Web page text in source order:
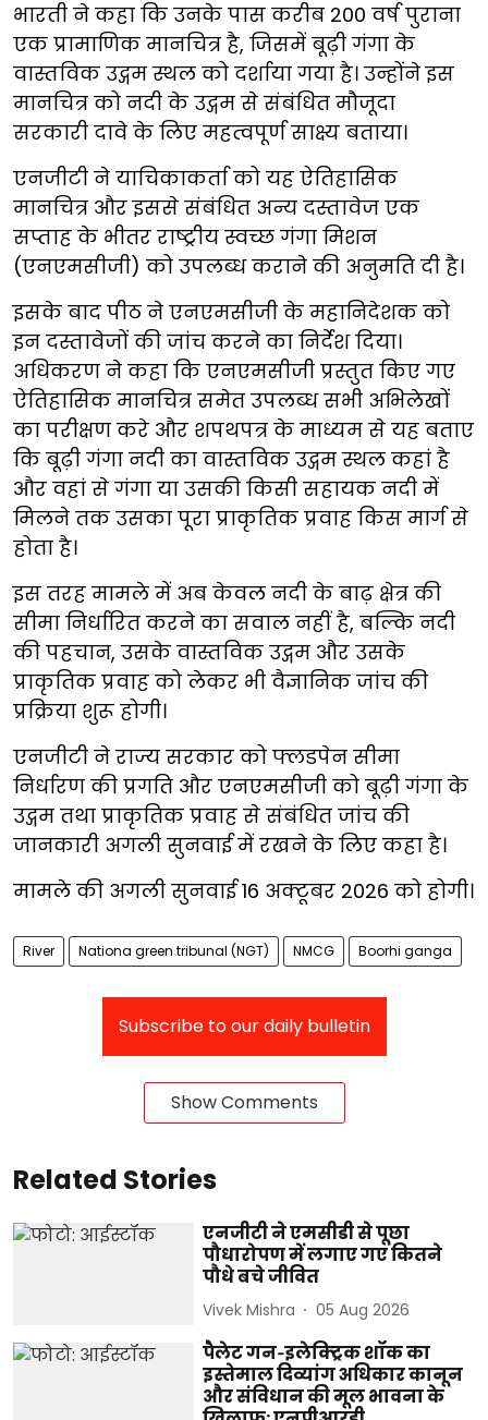
भारती ने कहा कि उनके पास करीब 200 वर्ष पुराना
एक प्रामाणिक मानचित्र है, जिसमें बूढ़ी गंगा के
वास्तविक उद्गम स्थल को दर्शाया गया है। उन्होंने इस
मानचित्र को नदी के उद्गम से संबंधित मौजूदा
सरकारी दावे के लिए महत्वपूर्ण साक्ष्य बताया।
एनजीटी ने याचिकाकर्ता को यह ऐतिहासिक
मानचित्र और इससे संबंधित अन्य दस्तावेज एक
सप्ताह के भीतर राष्ट्रीय स्वच्छ गंगा मिशन
(एनएमसीजी) को उपलब्ध कराने की अनुमति दी है।
इसके बाद पीठ ने एनएमसीजी के महानिदेशक को
इन दस्तावेजों की जांच करने का निर्देश दिया।
अधिकरण ने कहा कि एनएमसीजी प्रस्तुत किए गए
ऐतिहासिक मानचित्र समेत उपलब्ध सभी अभिलेखों
का परीक्षण करे और शपथपत्र के माध्यम से यह बताए
कि बूढ़ी गंगा नदी का वास्तविक उद्गम स्थल कहां है
और वहां से गंगा या उसकी किसी सहायक नदी में
मिलने तक उसका पूरा प्राकृतिक प्रवाह किस मार्ग से
होता है।
इस तरह मामले में अब केवल नदी के बाढ़ क्षेत्र की
सीमा निर्धारित करने का सवाल नहीं है, बल्कि नदी
की पहचान, उसके वास्तविक उद्गम और उसके
प्राकृतिक प्रवाह को लेकर भी वैज्ञानिक जांच की
प्रक्रिया शुरू होगी।
एनजीटी ने राज्य सरकार को फ्लडपेन सीमा
निर्धारण की प्रगति और एनएमसीजी को बूढ़ी गंगा के
उद्गम तथा प्राकृतिक प्रवाह से संबंधित जांच की
जानकारी अगली सुनवाई में रखने के लिए कहा है।
मामले की अगली सुनवाई 16 अक्टूबर 2026 को होगी।
River Nationa green tribunal (NGT) NMCG Boorhi ganga
Subscribe to our daily bulletin
Show Comments
Related Stories
एनजीटी ने एमसीडी से पूछा
पौधारोपण में लगाए गए कितने
पौधे बचे जीवित
Vivek Mishra 05 Aug 2026
पैलेट गन‑इलेक्ट्रिक शॉक का
इस्तेमाल दिव्यांग अधिकार कानून
और संविधान की मूल भावना के